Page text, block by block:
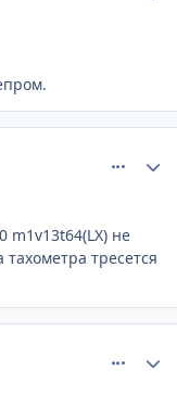
m1v13t64(LX) не
тресется